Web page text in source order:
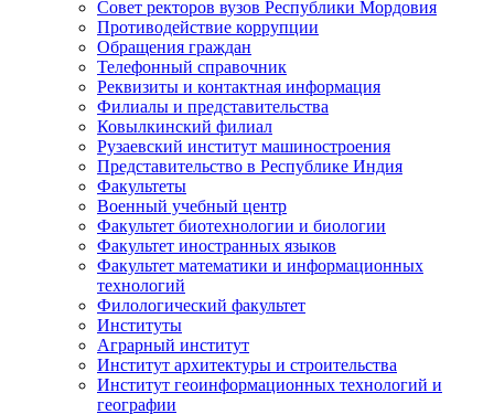
Совет ректоров вузов Республики Мордовия
Противодействие коррупции
Обращения граждан
Телефонный справочник
Реквизиты и контактная информация
Филиалы и представительства
Ковылкинский филиал
Рузаевский институт машиностроения
Представительство в Республике Индия
Факультеты
Военный учебный центр
Факультет биотехнологии и биологии
Факультет иностранных языков
Факультет математики и информационных
технологий
Филологический факультет
Институты
Аграрный институт
Институт архитектуры и строительства
Институт геоинформационных технологий и
географии